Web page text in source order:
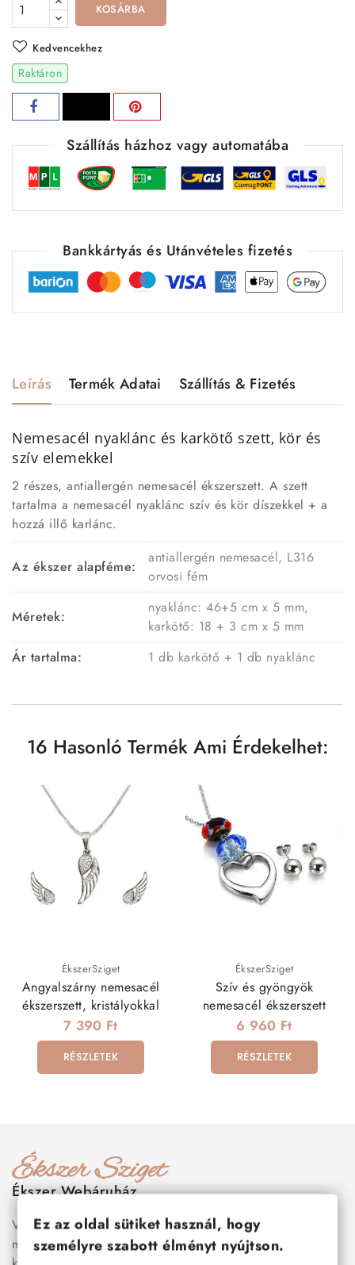
KOSÁRBA
Kedvencekhez
Raktáron
Szállítás házhoz vagy automatába
Bankkártyás és Utánvételes fizetés
Leírás Termék Adatai Szállítás & Fizetés
Nemesacél nyaklánc és karkötő szett, kör és
szív elemekkel
2 részes, antiallergén nemesacél ékszerszett. A szett
tartalma a nemesacél nyaklánc szív és kör díszekkel + a
hozzá illő karlánc.
Az ékszer alapféme:
antiallergén nemesacél, L316
orvosi fém
Méretek:
nyaklánc: 46+5 cm x 5 mm,
karkötő: 18 + 3 cm x 5 mm
Ár tartalma:
1 db karkötő + 1 db nyaklánc
16 Hasonló Termék Ami Érdekelhet:
ÉkszerSziget
Angyalszárny nemesacél
ékszerszett, kristályokkal
7 390 Ft
RÉSZLETEK
ÉkszerSziget
Szív és gyöngyök
nemesacél ékszerszett
6 960 Ft
RÉSZLETEK
Ékszer Webáruház
Válogass több száz prémium minőségű, stílusos és tartós
nemesacél ékszer és orvosi fém ékszer közül, amelyek
Ez az oldal sütiket használ, hogy
személyre szabott élményt nyújtson.